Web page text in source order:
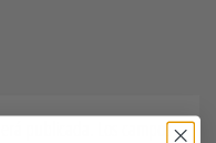
Los campos